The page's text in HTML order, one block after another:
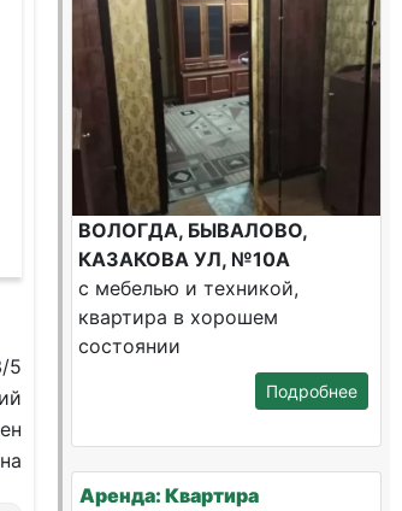
5
ВОЛОГДА, БЫВАЛОВО,
КАЗАКОВА УЛ, №10А
с мебелью и техникой,
квартира в хорошем
состоянии
Подробнее
Аренда: Квартира